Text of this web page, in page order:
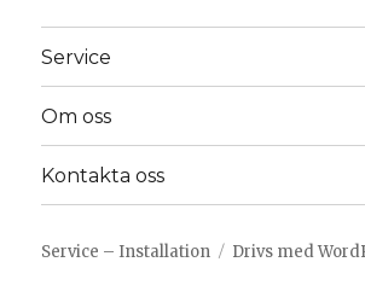
Service
Om oss
Kontakta oss
Service – Installation Drivs med